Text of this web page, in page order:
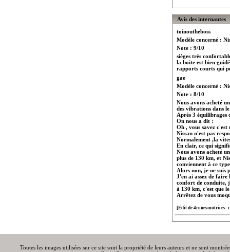
Avis des internautes
toinoutheboss
Modèle concerné :
Note : 9/10
sièges très
la boite est bien
rapports courts qui
gae
Modèle concerné :
Note : 8/10
Nous avons acheté
des vibrations dans
Après 3 équilibrages
On nous a dit :
Oh , vous savez c'est
Nissan n'est pas
Normalement ,la
En clair, ce qui
Nous avons acheté
plus de 130 km, et
conviennent à ce
Alors non, je ne suis
J'en ai assez de
confort de conduite,
à 130 km, c'est que
Arrêtez de vous
[Edit de 4rouesmotrices:
Toutes les images utilisées sur ce site sont la propriété de leurs auteurs et ne sont